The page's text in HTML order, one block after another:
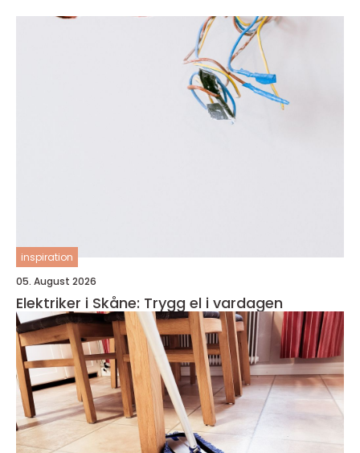
inspiration
05. August 2026
Elektriker i Skåne: Trygg el i vardagen